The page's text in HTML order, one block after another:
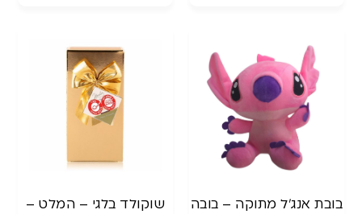
בובת אנג’ל מתוקה – בובה
שוקולד בלגי – המלט –